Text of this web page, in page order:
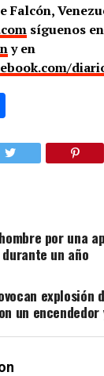
Falcón,
síguenos en
y en
Compartir
por una
un año
explosión
un